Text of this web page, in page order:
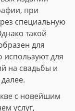
при
специальную
такой
для
используют для
на свадьбы и
с новейшим
услуг,